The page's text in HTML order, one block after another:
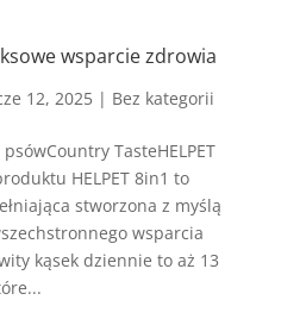
wsparcie zdrowia
12, 2025| Bez kategorii
TasteHELPET
HELPET 8in1 to
stworzona z myślą
wsparcia
kąsek dziennie to aż 13